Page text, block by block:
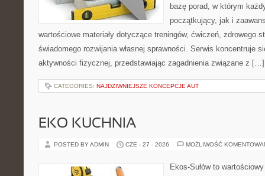
bazę porad, w którym
początkujący, jak i
wartościowe materiały dotyczące treningów, ćwiczeń, zdrowego
świadomego rozwijania własnej sprawności. Serwis koncentruje
aktywności fizycznej, przedstawiając zagadnienia związane z […]
CATEGORIES: NAJDZIWNIEJSZE KONCEPCJE AUT
EKO KUCHNIA
POSTED BY ADMIN CZE - 27 - 2026 MOŻLIWOŚĆ
Ekos-Sułów to